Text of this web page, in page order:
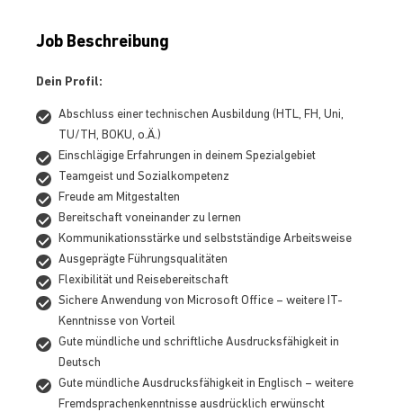
Job Beschreibung
Dein Profil:
Abschluss einer technischen Ausbildung (HTL, FH, Uni,
TU/TH, BOKU, o.Ä.)
Einschlägige Erfahrungen in deinem Spezialgebiet
Teamgeist und Sozialkompetenz
Freude am Mitgestalten
Bereitschaft voneinander zu lernen
Kommunikationsstärke und selbstständige Arbeitsweise
Ausgeprägte Führungsqualitäten
Flexibilität und Reisebereitschaft
Sichere Anwendung von Microsoft Office – weitere IT-
Kenntnisse von Vorteil
Gute mündliche und schriftliche Ausdrucksfähigkeit in
Deutsch
Gute mündliche Ausdrucksfähigkeit in Englisch – weitere
Fremdsprachenkenntnisse ausdrücklich erwünscht